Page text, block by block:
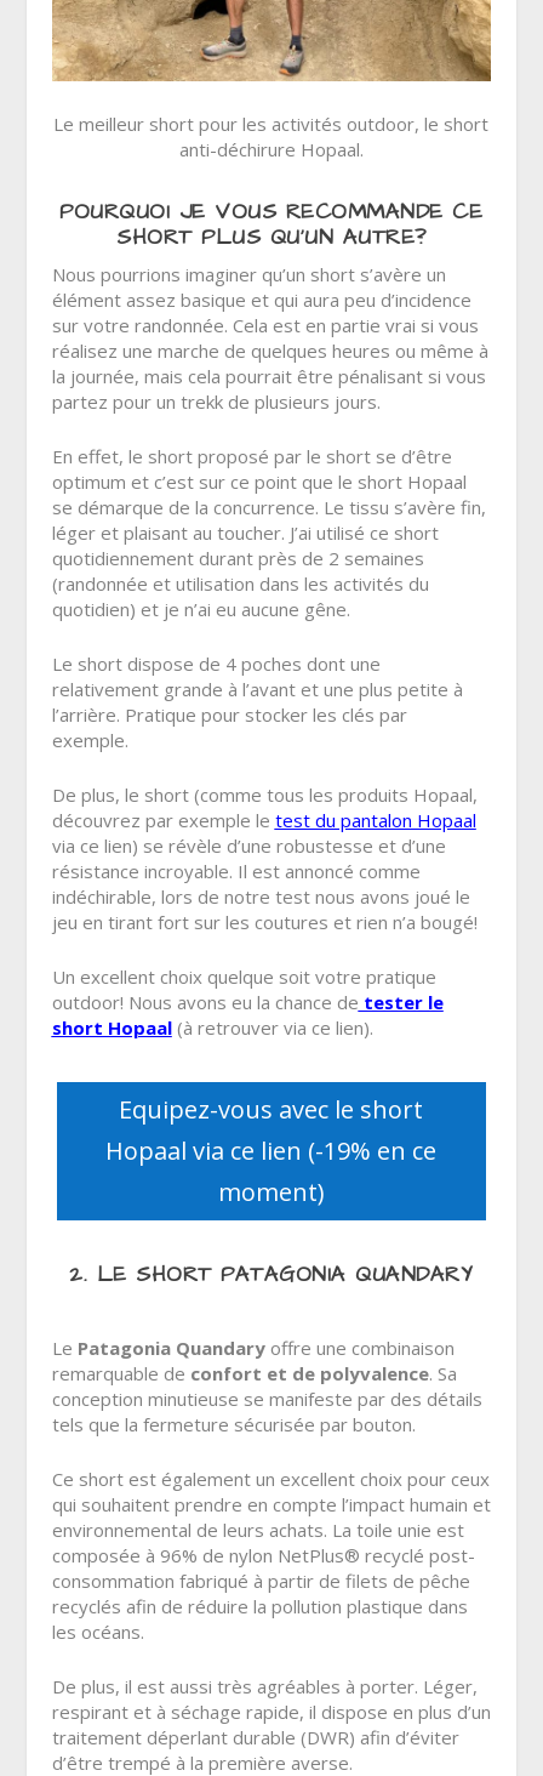
Le meilleur short pour les activités outdoor, le short
anti-déchirure Hopaal.
POURQUOI JE VOUS RECOMMANDE CE
SHORT PLUS QU’UN AUTRE?
Nous pourrions imaginer qu’un short s’avère un
élément assez basique et qui aura peu d’incidence
sur votre randonnée. Cela est en partie vrai si vous
réalisez une marche de quelques heures ou même à
la journée, mais cela pourrait être pénalisant si vous
partez pour un trekk de plusieurs jours.
En effet, le short proposé par le short se d’être
optimum et c’est sur ce point que le short Hopaal
se démarque de la concurrence. Le tissu s’avère fin,
léger et plaisant au toucher. J’ai utilisé ce short
quotidiennement durant près de 2 semaines
(randonnée et utilisation dans les activités du
quotidien) et je n’ai eu aucune gêne.
Le short dispose de 4 poches dont une
relativement grande à l’avant et une plus petite à
l’arrière. Pratique pour stocker les clés par
exemple.
De plus, le short (comme tous les produits Hopaal,
découvrez par exemple le test du pantalon Hopaal
via ce lien) se révèle d’une robustesse et d’une
résistance incroyable. Il est annoncé comme
indéchirable, lors de notre test nous avons joué le
jeu en tirant fort sur les coutures et rien n’a bougé!
Un excellent choix quelque soit votre pratique
outdoor! Nous avons eu la chance de tester le
short Hopaal(à retrouver via ce lien).
Equipez-vous avec le short
Hopaal via ce lien (-19% en ce
moment)
2. LE SHORT PATAGONIA QUANDARY
Le Patagonia Quandaryoffre une combinaison
remarquable de confort et de polyvalence. Sa
conception minutieuse se manifeste par des détails
tels que la fermeture sécurisée par bouton.
Ce short est également un excellent choix pour ceux
qui souhaitent prendre en compte l’impact humain et
environnemental de leurs achats. La toile unie est
composée à 96% de nylon NetPlus® recyclé post-
consommation fabriqué à partir de filets de pêche
recyclés afin de réduire la pollution plastique dans
les océans.
De plus, il est aussi très agréables à porter. Léger,
respirant et à séchage rapide, il dispose en plus d’un
traitement déperlant durable (DWR) afin d’éviter
d’être trempé à la première averse.